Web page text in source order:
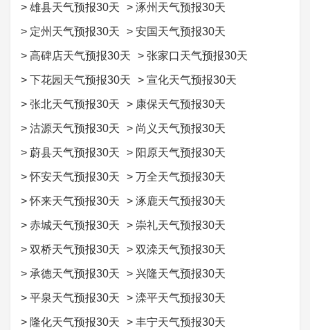
> 雄县天气预报30天 > 涿州天气预报30天
> 定州天气预报30天 > 安国天气预报30天
> 高碑店天气预报30天 > 张家口天气预报30天
> 下花园天气预报30天 > 宣化天气预报30天
> 张北天气预报30天 > 康保天气预报30天
> 沽源天气预报30天 > 尚义天气预报30天
> 蔚县天气预报30天 > 阳原天气预报30天
>怀安天气预报30天 > 万全天气预报30天
>怀来天气预报30天 > 涿鹿天气预报30天
> 赤城天气预报30天 > 崇礼天气预报30天
> 双桥天气预报30天 > 双滦天气预报30天
> 承德天气预报30天 > 兴隆天气预报30天
> 平泉天气预报30天 > 滦平天气预报30天
> 隆化天气预报30天 > 丰宁天气预报30天